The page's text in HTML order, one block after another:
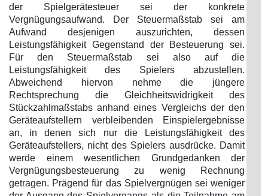
der Spielgerätesteuer sei der konkrete
Vergnügungsaufwand. Der Steuermaßstab sei am
Aufwand desjenigen auszurichten, dessen
Leistungsfähigkeit Gegenstand der Besteuerung sei.
Für den Steuermaßstab sei also auf die
Leistungsfähigkeit des Spielers abzustellen.
Abweichend hiervon nehme die jüngere
Rechtsprechung die Gleichheitswidrigkeit des
Stückzahlmaßstabs anhand eines Vergleichs der den
Geräteaufstellern verbleibenden Einspielergebnisse
an, in denen sich nur die Leistungsfähigkeit des
Geräteaufstellers, nicht des Spielers ausdrücke. Damit
werde einem wesentlichen Grundgedanken der
Vergnügungsbesteuerung zu wenig Rechnung
getragen. Prägend für das Spielvergnügen sei weniger